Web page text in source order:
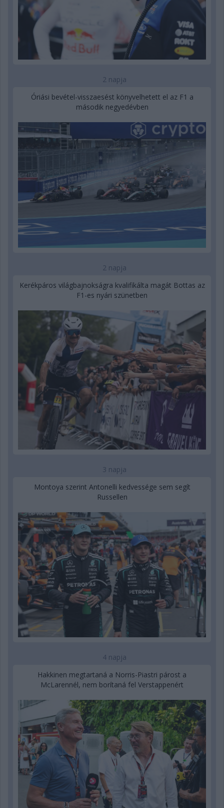
2 napja
Óriási bevétel-visszaesést könyvelhetett el az F1 a
második negyedévben
2 napja
Kerékpáros világbajnokságra kvalifikálta magát Bottas az
F1-es nyári szünetben
3 napja
Montoya szerint Antonelli kedvessége sem segít
Russellen
4 napja
Hakkinen megtartaná a Norris-Piastri párost a
McLarennél, nem borítaná fel Verstappenért